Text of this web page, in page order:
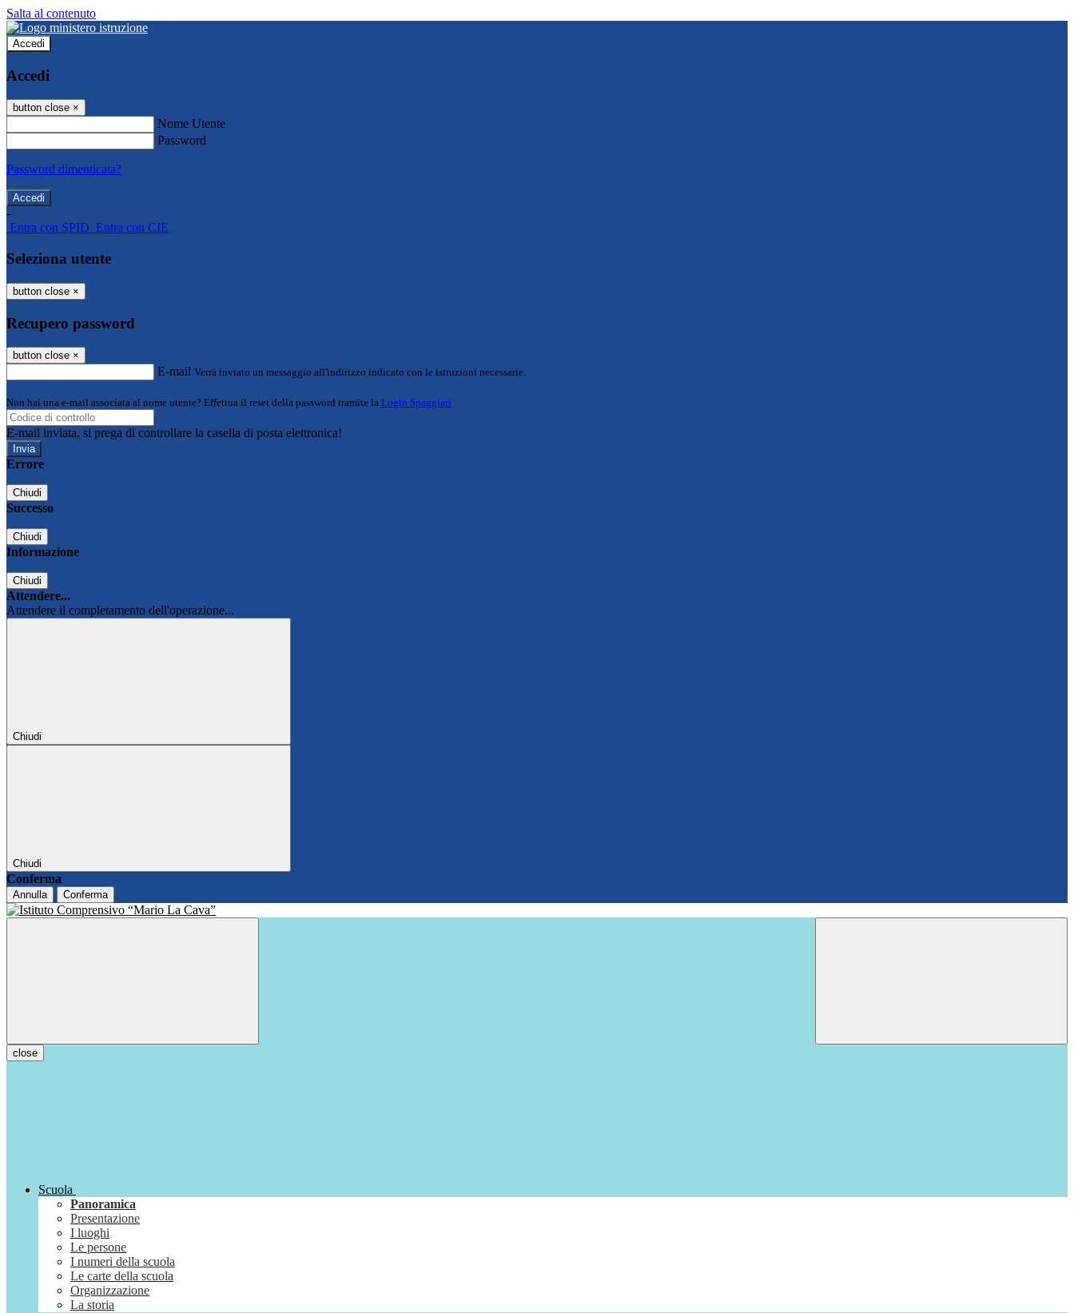
Salta al contenuto
Accedi
Accedi
button close ×
Nome Utente
Password
Password dimenticata?
-
Entra con SPID Entra con CIE
Seleziona utente
button close ×
Recupero password
button close ×
E-mail Verrà inviato un messaggio all'indirizzo indicato con le istruzioni necessarie.
Non hai una e-mail associata al nome utente? Effettua il reset della password tramite la Login Spaggiari
E-mail inviata, si prega di controllare la casella di posta elettronica!
Errore
Chiudi
Successo
Chiudi
Informazione
Chiudi
Attendere...
Attendere il completamento dell'operazione...
Chiudi
Chiudi
Conferma
Annulla Conferma
close
Scuola
Panoramica
Presentazione
I luoghi
Le persone
I numeri della scuola
Le carte della scuola
Organizzazione
La storia